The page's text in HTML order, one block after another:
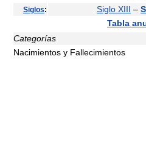
Siglos: Siglo XIII –
Tabla
Categorías
Nacimientos y Fallecimientos